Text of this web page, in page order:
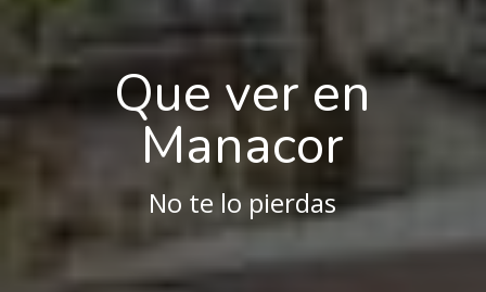
Que ver en
Manacor
No te lo pierdas